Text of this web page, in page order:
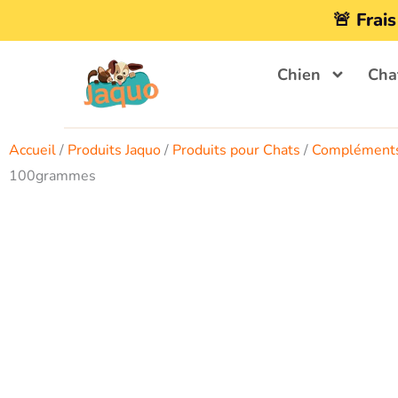
au
🚨
Chien
Accueil/ Produits Jaquo/ Produits pour Chats /
100grammes